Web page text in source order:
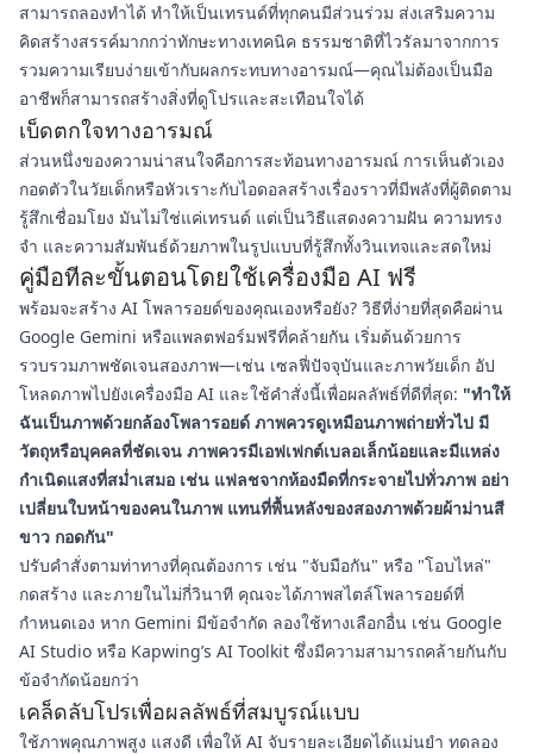
สามารถลองทำได้ ทำให้เป็นเทรนด์ที่ทุกคนมีส่วนร่วม ส่งเสริมความ
คิดสร้างสรรค์มากกว่าทักษะทางเทคนิค ธรรมชาติที่ไวรัลมาจากการ
รวมความเรียบง่ายเข้ากับผลกระทบทางอารมณ์—คุณไม่ต้องเป็นมือ
อาชีพก็สามารถสร้างสิ่งที่ดูโปรและสะเทือนใจได้
เบ็ดตกใจทางอารมณ์
ส่วนหนึ่งของความน่าสนใจคือการสะท้อนทางอารมณ์ การเห็นตัวเอง
กอดตัวในวัยเด็กหรือหัวเราะกับไอดอลสร้างเรื่องราวที่มีพลังที่ผู้ติดตาม
รู้สึกเชื่อมโยง มันไม่ใช่แค่เทรนด์ แต่เป็นวิธีแสดงความฝัน ความทรง
จำ และความสัมพันธ์ด้วยภาพในรูปแบบที่รู้สึกทั้งวินเทจและสดใหม่
คู่มือทีละขั้นตอนโดยใช้เครื่องมือ AI ฟรี
พร้อมจะสร้าง AI โพลารอยด์ของคุณเองหรือยัง? วิธีที่ง่ายที่สุดคือผ่าน
Google Gemini หรือแพลตฟอร์มฟรีที่คล้ายกัน เริ่มต้นด้วยการ
รวบรวมภาพชัดเจนสองภาพ—เช่น เซลฟี่ปัจจุบันและภาพวัยเด็ก อัป
โหลดภาพไปยังเครื่องมือ AI และใช้คำสั่งนี้เพื่อผลลัพธ์ที่ดีที่สุด: "ทำให้
ฉันเป็นภาพด้วยกล้องโพลารอยด์ ภาพควรดูเหมือนภาพถ่ายทั่วไป มี
วัตถุหรือบุคคลที่ชัดเจน ภาพควรมีเอฟเฟกต์เบลอเล็กน้อยและมีแหล่ง
กำเนิดแสงที่สม่ำเสมอ เช่น แฟลชจากห้องมืดที่กระจายไปทั่วภาพ อย่า
เปลี่ยนใบหน้าของคนในภาพ แทนที่พื้นหลังของสองภาพด้วยผ้าม่านสี
ขาว กอดกัน"
ปรับคำสั่งตามท่าทางที่คุณต้องการ เช่น "จับมือกัน" หรือ "โอบไหล่"
กดสร้าง และภายในไม่กี่วินาที คุณจะได้ภาพสไตล์โพลารอยด์ที่
กำหนดเอง หาก Gemini มีข้อจำกัด ลองใช้ทางเลือกอื่น เช่น Google
AI Studio หรือ Kapwing’s AI Toolkit ซึ่งมีความสามารถคล้ายกันกับ
ข้อจำกัดน้อยกว่า
เคล็ดลับโปรเพื่อผลลัพธ์ที่สมบูรณ์แบบ
ใช้ภาพคุณภาพสูง แสงดี เพื่อให้ AI จับรายละเอียดได้แม่นยำ ทดลอง